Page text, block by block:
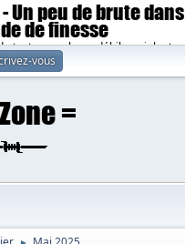
- Un peu de brute dans
de finesse
textes sombres, débiles, violents.
vous